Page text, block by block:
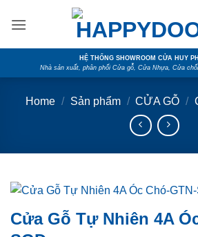
HỆ THỐNG SHOWROOM CỬA HUY
Nhà sản xuất, phân phối Cửa gỗ, Cửa Nhựa, Cửa
Home / Sản phẩm / CỬA GỖ /
Cửa Gỗ Tự Nhiên 4A